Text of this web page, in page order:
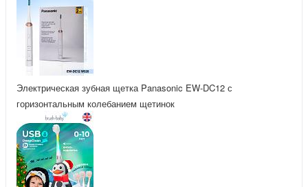
Электрическая зубная щетка Panasonic EW-DC12 с
горизонтальным колебанием щетинок